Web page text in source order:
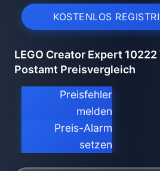
KOSTENLOS
LEGO Creator Expert
Postamt Preisvergleich
Preisfehler
melden
Preis-Alarm
setzen